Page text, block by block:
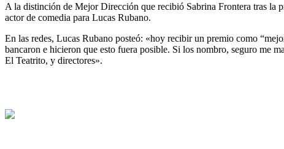
A la distinción de Mejor Dirección que recibió Sabrina Frontera tras la
actor de comedia para Lucas Rubano.
En las redes, Lucas Rubano posteó: «hoy recibir un premio como
bancaron e hicieron que esto fuera posible. Si los nombro, seguro me
El Teatrito, y directores».